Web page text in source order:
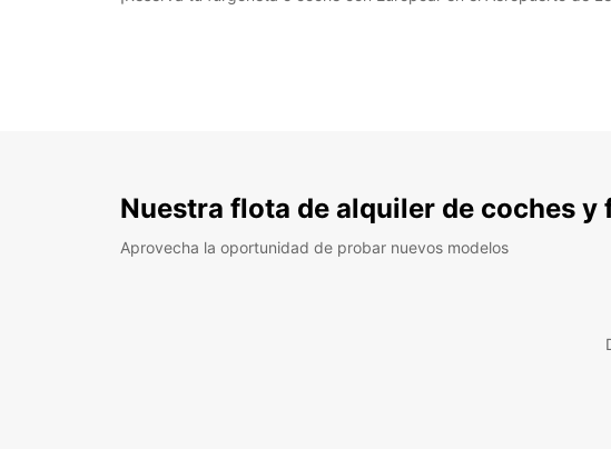
Nuestra flota de alquiler de coches y
Aprovecha la oportunidad de probar nuevos modelos